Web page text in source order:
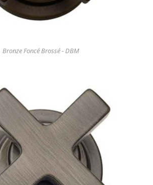
Bronze Foncé Brossé - DBM